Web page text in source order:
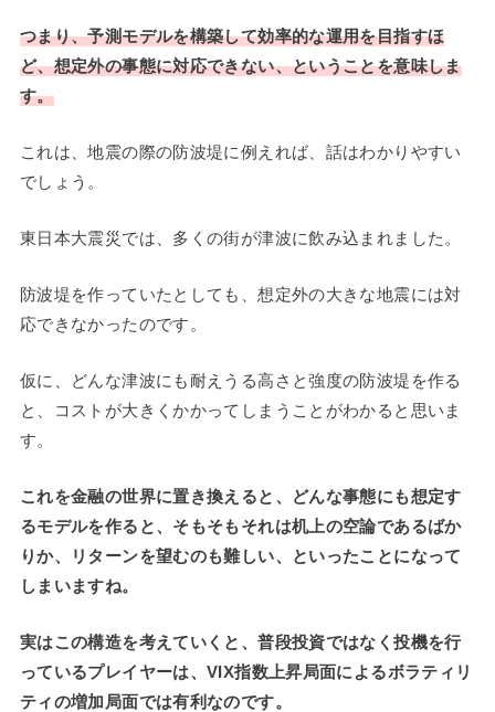
つまり、予測モデルを構築して効率的な運用を目指すほ
ど、想定外の事態に対応できない、ということを意味しま
す。
これは、地震の際の防波堤に例えれば、話はわかりやすい
でしょう。
東日本大震災では、多くの街が津波に飲み込まれました。
防波堤を作っていたとしても、想定外の大きな地震には対
応できなかったのです。
仮に、どんな津波にも耐えうる高さと強度の防波堤を作る
と、コストが大きくかかってしまうことがわかると思いま
す。
これを金融の世界に置き換えると、どんな事態にも想定す
るモデルを作ると、そもそもそれは机上の空論であるばか
りか、リターンを望むのも難しい、といったことになって
しまいますね。
実はこの構造を考えていくと、普段投資ではなく投機を行
っているプレイヤーは、VIX指数上昇局面によるボラティリ
ティの増加局面では有利なのです。